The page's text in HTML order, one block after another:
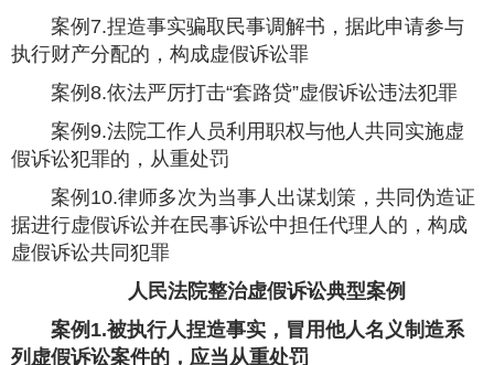
案例7.捏造事实骗取民事调解书，据此申请参与
执行财产分配的，构成虚假诉讼罪
案例8.依法严厉打击“套路贷”虚假诉讼违法犯罪
案例9.法院工作人员利用职权与他人共同实施虚
假诉讼犯罪的，从重处罚
案例10.律师多次为当事人出谋划策，共同伪造证
据进行虚假诉讼并在民事诉讼中担任代理人的，构成
虚假诉讼共同犯罪
人民法院整治虚假诉讼典型案例
案例1.被执行人捏造事实，冒用他人名义制造系
列虚假诉讼案件的，应当从重处罚